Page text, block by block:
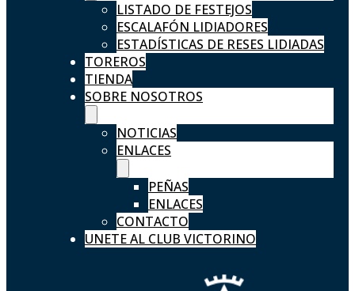
LISTADO DE FESTEJOS
ESCALAFÓN LIDIADORES
ESTADÍSTICAS DE RESES LIDIADAS
TOREROS
TIENDA
SOBRE NOSOTROS
NOTICIAS
ENLACES
PEÑAS
ENLACES
CONTACTO
UNETE AL CLUB VICTORINO